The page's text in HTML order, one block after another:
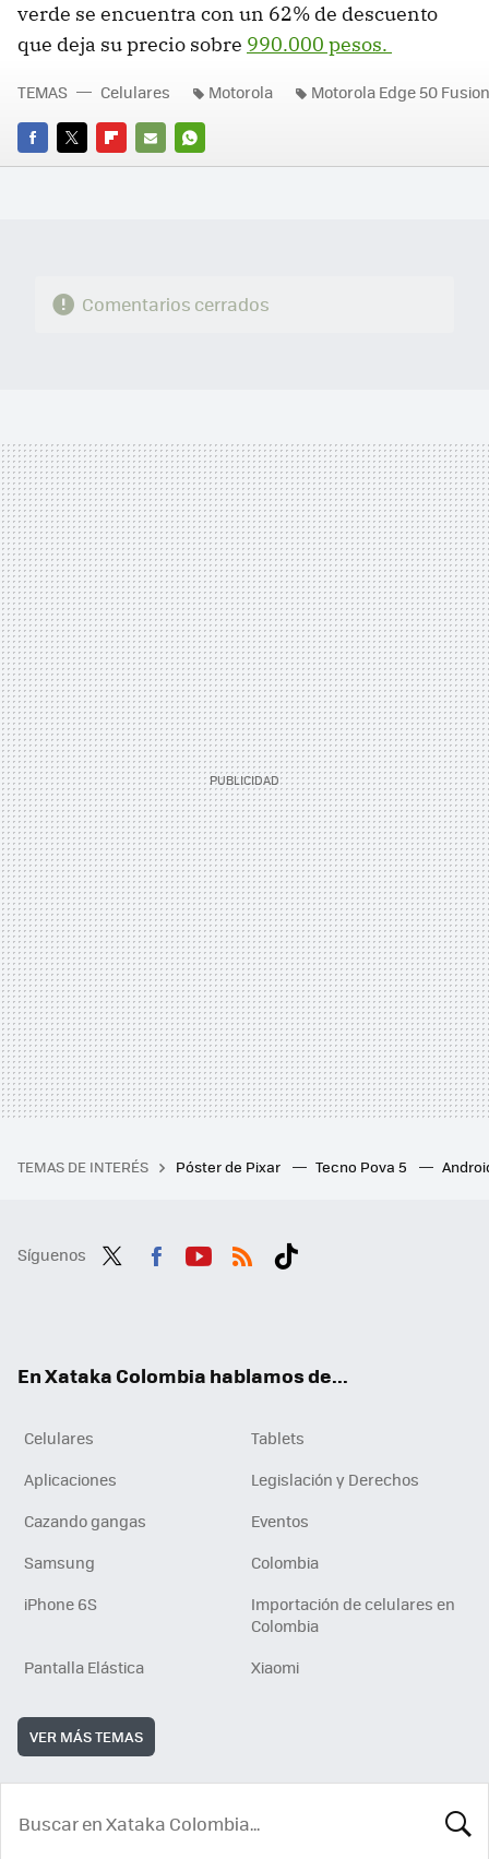
verde se encuentra con un 62% de descuento
que deja su precio sobre 990.000 pesos.
FACEBOOK
TWITTERFLIPBOARD
E-
WHATSAPP
TEMAS Celulares Motorola Motorola Edge 50 Fusion
Comentarios cerrados
TEMAS DE INTERÉS Póster de Pixar Tecno Pova 5
Síguenos
En Xataka Colombia hablamos de...
Celulares
Tablets
Aplicaciones
Legislación y Derechos
Cazando gangas
Eventos
Samsung
Colombia
iPhone 6S
Importación de celulares en
Colombia
Pantalla Elástica
Xiaomi
VER MÁS TEMAS